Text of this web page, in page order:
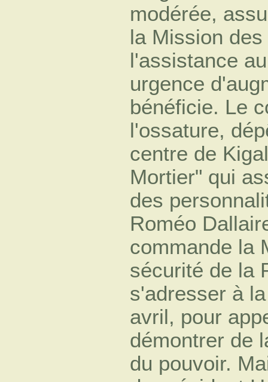
modérée,
la Mission
l'assistance
urgence
bénéficie. Le
l'ossature,
centre de
Mortier
qui
des
Roméo
commande la
sécurité de la
s'adresser à
avril, pour
démontrer de
du pouvoir.